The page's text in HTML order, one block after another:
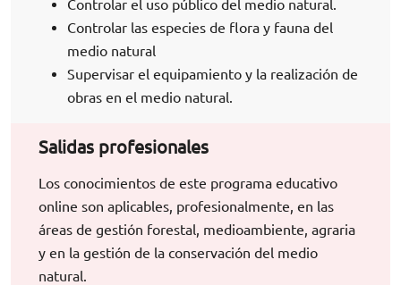
Controlar el uso público del medio natural.
Controlar las especies de flora y fauna del
medio natural
Supervisar el equipamiento y la realización de
obras en el medio natural.
Salidas profesionales
Los conocimientos de este programa educativo
online son aplicables, profesionalmente, en las
áreas de gestión forestal, medioambiente, agraria
y en la gestión de la conservación del medio
natural.